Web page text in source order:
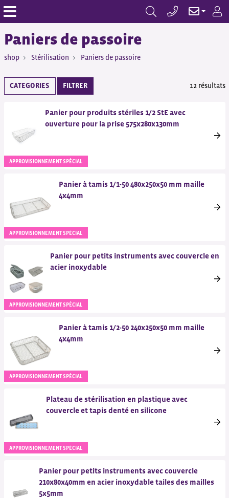
Paniers de passoire
shop Stérilisation Paniers de passoire
CATEGORIES FILTRER 12 résultats
APPROVISIONNEMENT SPÉCIAL
Panier pour produits stériles 1/2 StE avec
ouverture pour la prise 575x280x130mm
APPROVISIONNEMENT SPÉCIAL
Panier à tamis 1/1-50 480x250x50 mm maille
4x4mm
APPROVISIONNEMENT SPÉCIAL
Panier pour petits instruments avec couvercle en
acier inoxydable
APPROVISIONNEMENT SPÉCIAL
Panier à tamis 1/2-50 240x250x50 mm maille
4x4mm
APPROVISIONNEMENT SPÉCIAL
Plateau de stérilisation en plastique avec
couvercle et tapis denté en silicone
Panier pour petits instruments avec couvercle
210x80x40mm en acier inoxydable tailes des mailles
5x5mm